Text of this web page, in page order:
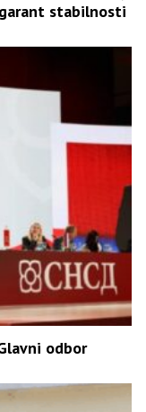
stabilnosti
odbor